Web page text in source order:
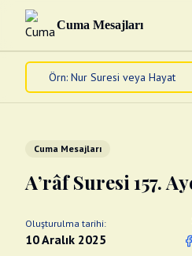
Cuma Mesajları
Cuma Mesajları
A’râf Suresi 157.
Oluşturulma tarihi:
10 Aralık 2025